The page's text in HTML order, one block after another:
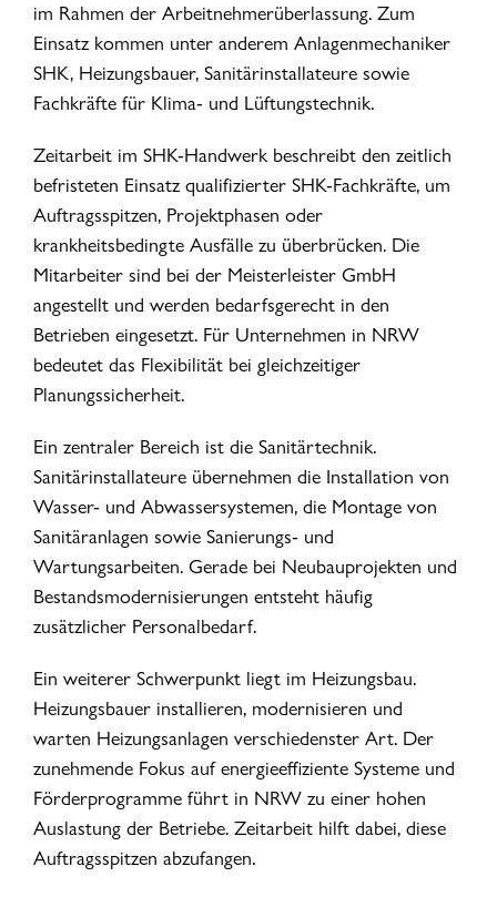
im Rahmen der Arbeitnehmerüberlassung. Zum
Einsatz kommen unter anderem Anlagenmechaniker
SHK, Heizungsbauer, Sanitärinstallateure sowie
Fachkräfte für Klima- und Lüftungstechnik.
Zeitarbeit im SHK-Handwerk beschreibt den zeitlich
befristeten Einsatz qualifizierter SHK-Fachkräfte, um
Auftragsspitzen, Projektphasen oder
krankheitsbedingte Ausfälle zu überbrücken. Die
Mitarbeiter sind bei der Meisterleister GmbH
angestellt und werden bedarfsgerecht in den
Betrieben eingesetzt. Für Unternehmen in NRW
bedeutet das Flexibilität bei gleichzeitiger
Planungssicherheit.
Ein zentraler Bereich ist die Sanitärtechnik.
Sanitärinstallateure übernehmen die Installation von
Wasser- und Abwassersystemen, die Montage von
Sanitäranlagen sowie Sanierungs- und
Wartungsarbeiten. Gerade bei Neubauprojekten und
Bestandsmodernisierungen entsteht häufig
zusätzlicher Personalbedarf.
Ein weiterer Schwerpunkt liegt im Heizungsbau.
Heizungsbauer installieren, modernisieren und
warten Heizungsanlagen verschiedenster Art. Der
zunehmende Fokus auf energieeffiziente Systeme und
Förderprogramme führt in NRW zu einer hohen
Auslastung der Betriebe. Zeitarbeit hilft dabei, diese
Auftragsspitzen abzufangen.